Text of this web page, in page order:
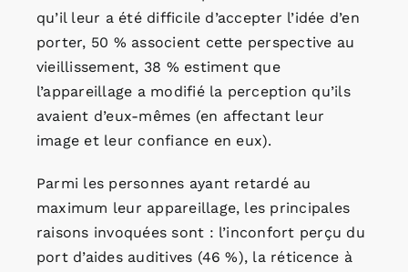
qu’il leur a été difficile d’accepter l’idée d’en
porter, 50 % associent cette perspective au
vieillissement, 38 % estiment que
l’appareillage a modifié la perception qu’ils
avaient d’eux-mêmes (en affectant leur
image et leur confiance en eux).
Parmi les personnes ayant retardé au
maximum leur appareillage, les principales
raisons invoquées sont : l’inconfort perçu du
port d’aides auditives (46 %), la réticence à